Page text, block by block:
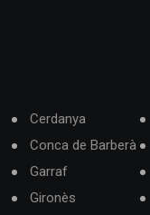
Cerdanya
Conca de Barberà
Garraf
Gironès